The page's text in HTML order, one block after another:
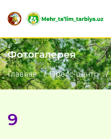
Фотогалерея
Главная Пресс-центр
9